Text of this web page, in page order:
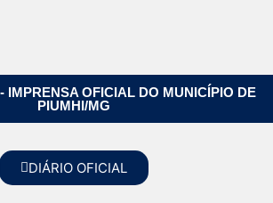
IMPRENSA OFICIAL DO MUNICÍPIO DE
PIUMHI/MG
DIÁRIO OFICIAL